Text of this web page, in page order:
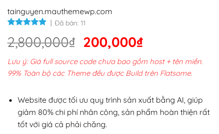
tainguyen.mauthemewp.com
Đã bán: 11
2,800,000₫ Giá
gốc
là:
2,800,000₫.
200,000₫Giá
hiện
tại
200,000₫.
Lưu ý: Giá full source code chưa bao gồm host + tên miền.
99% Toàn bộ các Theme đều được Build trên Flatsome.
Website được tối ưu quy trình sản xuất bằng AI, giúp
giảm 80% chi phí nhân công, sản phẩm hoàn thiện rất
tốt với giá cả phải chăng.